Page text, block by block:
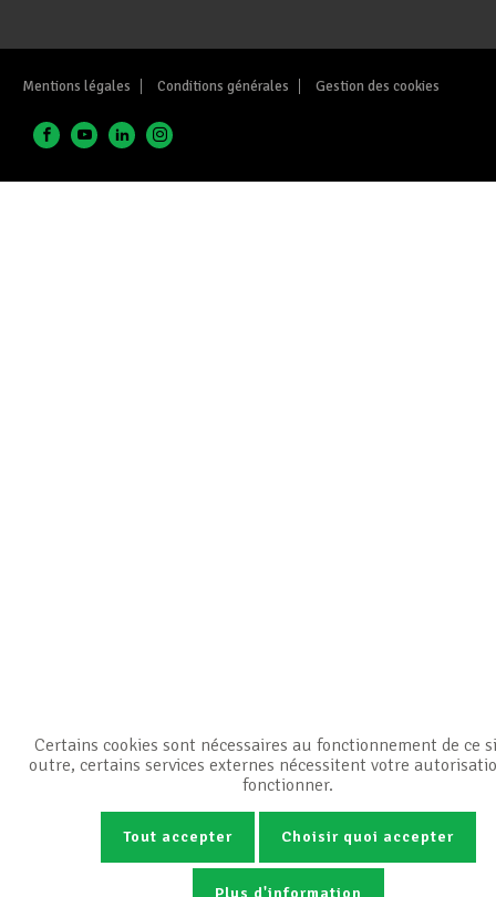
Mentions légales Conditions générales Gestion des cookies
Certains cookies sont nécessaires au fonctionnement de ce
outre, certains services externes nécessitent votre
fonctionner.
Tout accepter Choisir quoi accepter
Plus d'information